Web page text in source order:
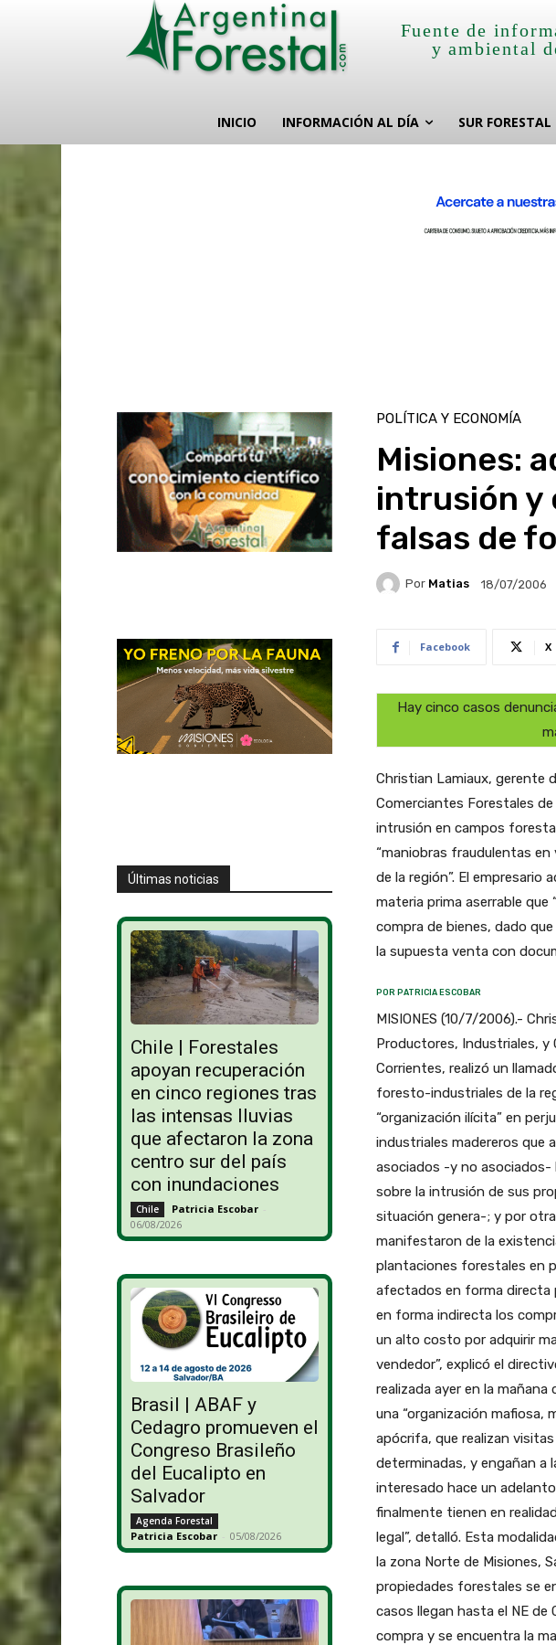
Fuente de
y ambiental
INICIO INFORMACIÓN AL DÍA SUR FORESTAL
Últimas noticias
Chile | Forestales
apoyan recuperación
en cinco regiones tras
las intensas lluvias
que afectaron la zona
centro sur del país
con inundaciones
Chile Patricia Escobar -
06/08/2026
Brasil | ABAF y
Cedagro promueven el
Congreso Brasileño
del Eucalipto en
Salvador
Agenda Forestal
Patricia Escobar - 05/08/2026
POLÍTICA Y ECONOMÍA
Misiones:
intrusión y
falsas de
Por Matias 18/07/2006
Facebook X
Hay cinco casos
Christian Lamiaux, gerente
Comerciantes Forestales
intrusión en campos
“maniobras fraudulentas
de la región”. El empresario
materia prima aserrable
compra de bienes, dado
la supuesta venta con
POR PATRICIA ESCOBAR
MISIONES (10/7/2006).-
Productores, Industriales, y
Corrientes, realizó un
foresto-industriales de la
“organización ilícita” en
industriales madereros que
asociados -y no asociados-
sobre la intrusión de sus
situación genera-; y por
manifestaron de la
plantaciones forestales en
afectados en forma directa
en forma indirecta los
un alto costo por adquirir
vendedor”, explicó el
realizada ayer en la
una “organización mafiosa,
apócrifa, que realizan
determinadas, y engañan a
interesado hace un
finalmente tienen en
legal”, detalló. Esta
la zona Norte de Misiones,
propiedades forestales se
casos llegan hasta el NE
compra y se encuentra la